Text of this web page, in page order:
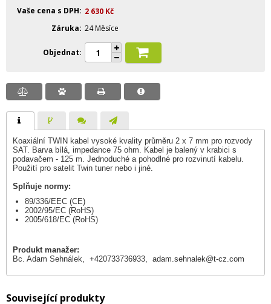
Vaše cena s DPH
2 630 Kč
Záruka 24 Měsíce
Objednat
Koaxiální TWIN kabel vysoké kvality průměru 2 x 7 mm pro rozvody
SAT. Barva bílá, impedance 75 ohm. Kabel je balený v krabici s
podavačem - 125 m. Jednoduché a pohodlné pro rozvinutí kabelu.
Použití pro satelit Twin tuner nebo i jiné.
Splňuje normy:
89/336/EEC (CE)
2002/95/EC (RoHS)
2005/618/EC (RoHS)
Produkt manažer:
Bc. Adam Sehnálek, +420733736933, adam.sehnalek@t-cz.com
Související produkty